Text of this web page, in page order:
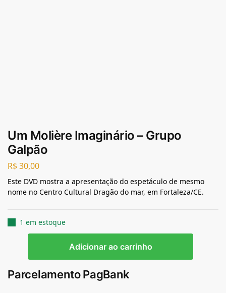
Um Molière Imaginário – Grupo
Galpão
R$30,00
Este DVD mostra a apresentação do espetáculo de mesmo
nome no Centro Cultural Dragão do mar, em Fortaleza/CE.
1 em estoque
Adicionar ao carrinho
Parcelamento PagBank